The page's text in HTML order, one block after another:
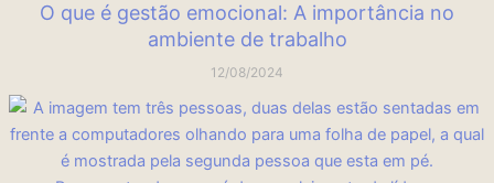
O que é gestão emocional: A importância no
ambiente de trabalho
12/08/2024